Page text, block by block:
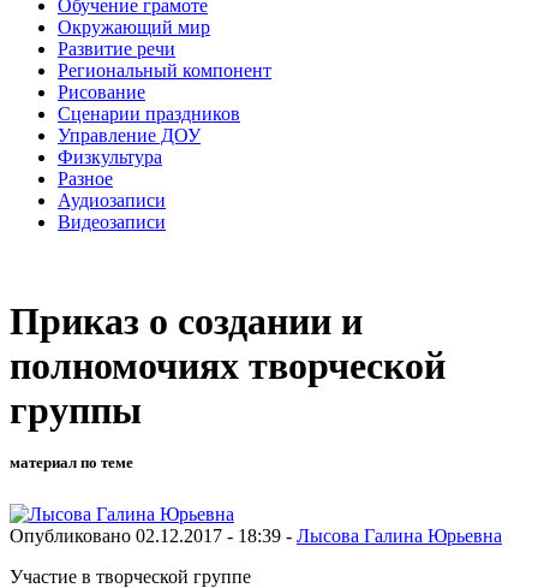
Обучение грамоте
Окружающий мир
Развитие речи
Региональный компонент
Рисование
Сценарии праздников
Управление ДОУ
Физкультура
Разное
Аудиозаписи
Видеозаписи
Приказ о создании и
полномочиях творческой
группы
материал по теме
Опубликовано 02.12.2017 - 18:39 - Лысова Галина Юрьевна
Участие в творческой группе